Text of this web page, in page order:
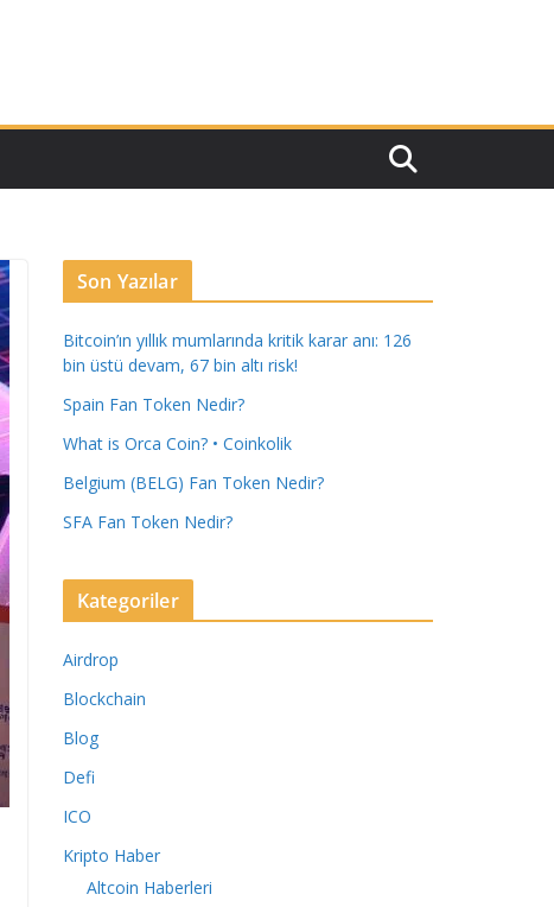
Son Yazılar
Bitcoin’ın yıllık mumlarında kritik karar anı: 126
bin üstü devam, 67 bin altı risk!
Spain Fan Token Nedir?
What is Orca Coin? • Coinkolik
Belgium (BELG) Fan Token Nedir?
SFA Fan Token Nedir?
Kategoriler
Airdrop
Blockchain
Blog
Defi
ICO
Kripto Haber
Altcoin Haberleri